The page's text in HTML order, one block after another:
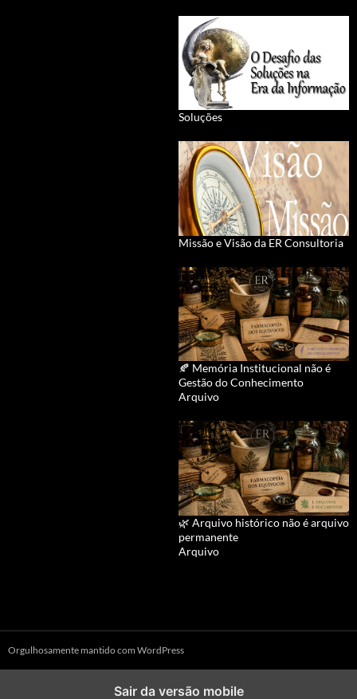
Soluções
Missão e Visão da ER Consultoria
🍂 Memória Institucional não é
Gestão do Conhecimento
Arquivo
🌿 Arquivo histórico não é arquivo
permanente
Arquivo
Orgulhosamente mantido com WordPress
Sair da versão mobile